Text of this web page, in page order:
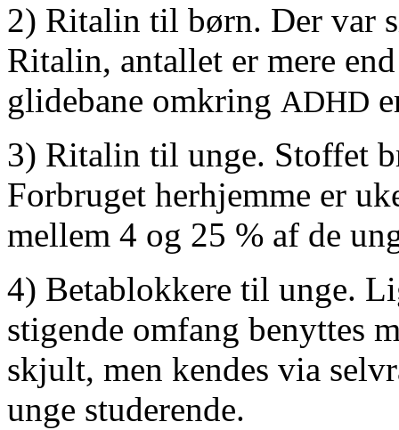
2) Ritalin til børn. Der var
Ritalin, antallet er mere
glidebane omkring ADHD
3) Ritalin til unge. Stoffet
Forbruget herhjemme er
mellem 4 og 25 % af de
4) Betablokkere til unge.
stigende omfang benyttes
skjult, men kendes via
unge studerende.